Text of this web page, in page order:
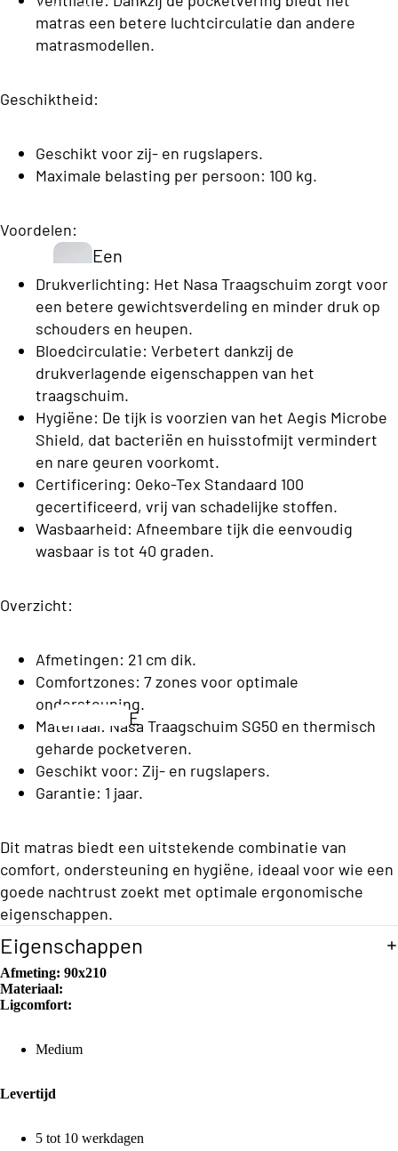
K
e
e
n
S
c
a
n
d
ii
C
o
ll
o
n
W
o
o
o
c
C
d
e
uw
be
S
t
a
p
e
l
b
e
d
d
e
tte
nb
od
e
ms
x
g
s
ons
Budget
Boxsprin
gs
Eenperso
ons
Premium
Boxsprin
gs
Twijfel
aar
Boxsp
w
e
e
p
r
s
o
n
o
x
s
oons
Budget
Opberg Boxsprings
Een
pers
oon
s
Opb
erg
Box
spri
ng
T
w
a
a
r
O
p
e
r
g
B
o
Matrassen
E
e
n
p
r
s
o
n
matras een betere luchtcirculatie dan andere
matrasmodellen.
Geschiktheid:
Geschikt voor zij- en rugslapers.
Maximale belasting per persoon: 100 kg.
Voordelen:
Drukverlichting: Het Nasa Traagschuim zorgt voor
een betere gewichtsverdeling en minder druk op
schouders en heupen.
Bloedcirculatie: Verbetert dankzij de
drukverlagende eigenschappen van het
traagschuim.
Hygiëne: De tijk is voorzien van het Aegis Microbe
Shield, dat bacteriën en huisstofmijt vermindert
en nare geuren voorkomt.
Certificering: Oeko-Tex Standaard 100
gecertificeerd, vrij van schadelijke stoffen.
Wasbaarheid: Afneembare tijk die eenvoudig
wasbaar is tot 40 graden.
Overzicht:
Afmetingen: 21 cm dik.
Comfortzones: 7 zones voor optimale
ondersteuning.
Materiaal: Nasa Traagschuim SG50 en thermisch
geharde pocketveren.
Geschikt voor: Zij- en rugslapers.
Garantie: 1 jaar.
Dit matras biedt een uitstekende combinatie van
comfort, ondersteuning en hygiëne, ideaal voor wie een
goede nachtrust zoekt met optimale ergonomische
eigenschappen.
Eigenschappen
Afmeting: 90x210
Materiaal:
Ligcomfort:
Medium
Levertijd
5 tot 10 werkdagen